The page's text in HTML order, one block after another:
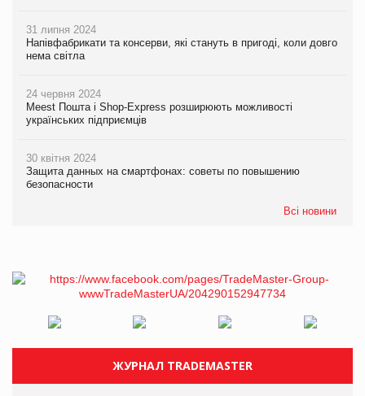
31 липня 2024
Напівфабрикати та консерви, які стануть в пригоді, коли довго
нема світла
24 червня 2024
Meest Пошта і Shop-Express розширюють можливості
українських підприємців
30 квітня 2024
Защита данных на смартфонах: советы по повышению
безопасности
Всі новини
ЖУРНАЛ TRADEMASTER